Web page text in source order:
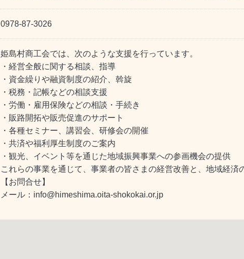
0978-87-3026
姫島村商工会では、次のような支援を行っています。
・経営全般に関する相談、指導
・資金繰りや融資制度の紹介、斡旋
・税務・記帳などの相談支援
・労働・雇用保険などの相談・手続き
・販路開拓や販売促進のサポート
・各種セミナー、講習会、研修会の開催
・共済や福利厚生制度のご案内
・観光、イベント等を通じた地域振興事業への参画機会の提供
これらの事業を通じて、事業者の皆さまの経営改善と、地域経済
【お問合せ】
メール：info@himeshima.oita-shokokai.or.jp